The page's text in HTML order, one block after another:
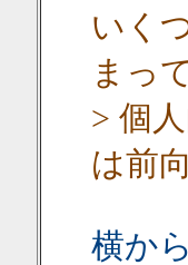
いく
まっ
> 個
は前
横か